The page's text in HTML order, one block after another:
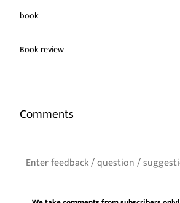
book
Book review
Comments